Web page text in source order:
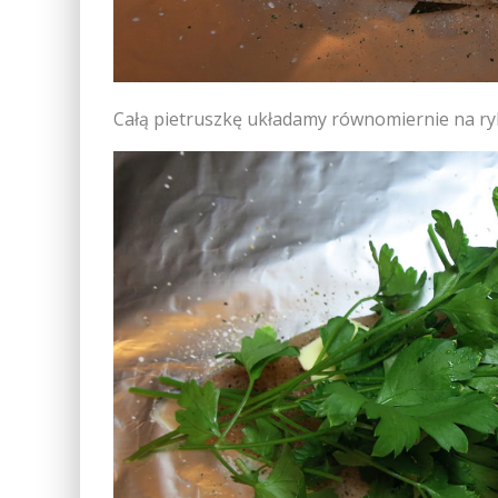
Całą pietruszkę układamy równomiernie na